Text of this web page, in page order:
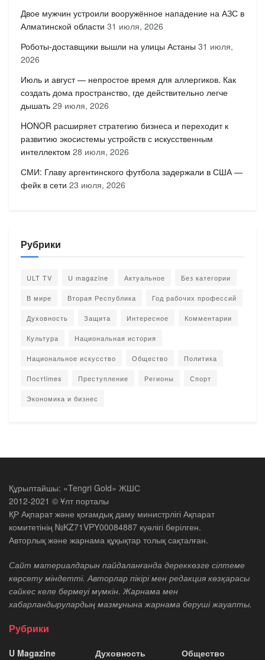
Двое мужчин устроили вооружённое нападение на АЗС в
Алматинской области 31 июля, 2026
Роботы-доставщики вышли на улицы Астаны 31 июля,
2026
Июль и август — непростое время для аллергиков. Как
создать дома пространство, где действительно легче
дышать 29 июля, 2026
HONOR расширяет стратегию бизнеса и переходит к
развитию экосистемы устройств с искусственным
интеллектом 28 июля, 2026
СМИ: Главу аргентинского футбола задержали в США —
фейк в сети 23 июля, 2026
Рубрики
ULT TV U magazine Актуальное Без категории
В мире Вторая Республика Год рабочих профессий
Духовность Защита Интересное Комментарии
Культура Национальная история
Национальное искусство Общество Политика
Постtimes Преступление Регионы Спорт
Экономика и бизнес
Құрылтайшы: «Tengri Gold» ЖШС
2012-2021 © Ұлт порталы
ҚР Ақпарат және қоғамдық даму министрлігі Ақпарат
комитетінің №KZ71VPY00084887 куәлігі берілген.
Авторлық және жарнама құқықтар толық сақталған.
Сайт материалдарын пайдаланғанда дереккөзге сілтеме
көрсету міндетті. Авторлар пікірі мен редакция көзқарасы
сәйкес келе бермеуі мүмкін. Жарнама мен
хабарландырулардың мазмұнына жарнама беруші жауапты.
Рубрики
U Magazine Духовность Общество